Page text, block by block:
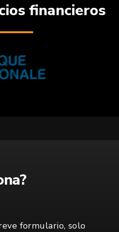
financieros
formulario, solo